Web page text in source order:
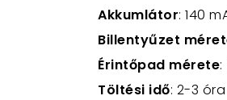
Akkumlátor: 140
Billentyűzet
Érintőpad mérete
Töltési idő: 2-3 óra